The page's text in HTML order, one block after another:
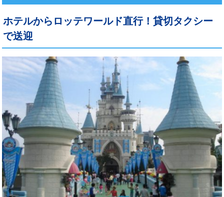
ホテルからロッテワールド直行！貸切タクシー
で送迎